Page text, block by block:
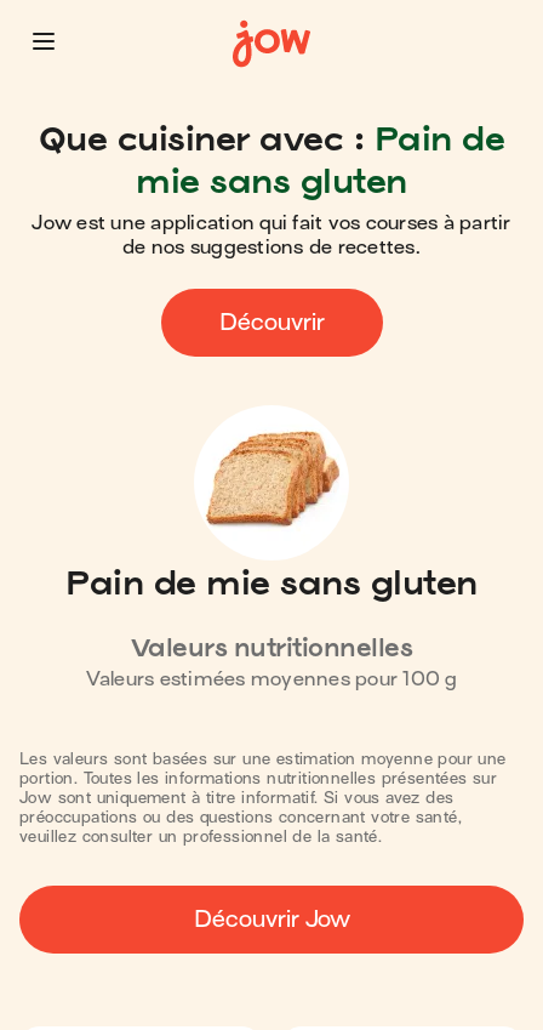
Que cuisiner avec : Pain de
mie sans gluten
Jow est une application qui fait vos courses à partir
de nos suggestions de recettes.
Découvrir
Pain de mie sans gluten
Valeurs nutritionnelles
Valeurs estimées moyennes pour 100 g
Les valeurs sont basées sur une estimation moyenne pour une
portion. Toutes les informations nutritionnelles présentées sur
Jow sont uniquement à titre informatif. Si vous avez des
préoccupations ou des questions concernant votre santé,
veuillez consulter un professionnel de la santé.
Découvrir Jow